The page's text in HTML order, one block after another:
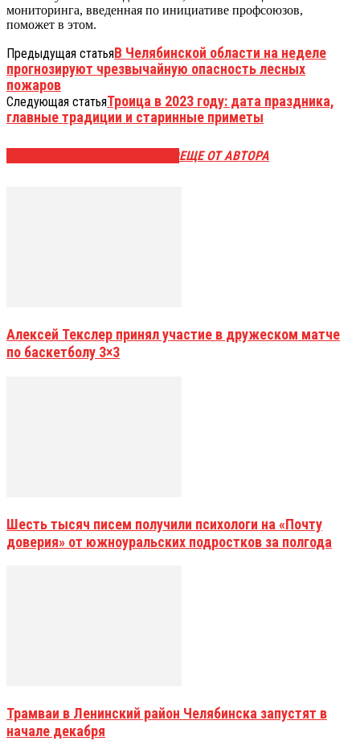
мониторинга, введенная по инициативе профсоюзов,
поможет в этом.
Предыдущая статьяВ Челябинской области на неделе
прогнозируют чрезвычайную опасность лесных
пожаров
Следующая статьяТроица в 2023 году: дата праздника,
главные традиции и старинные приметы
ЕЩЕ ОТ АВТОРА
Алексей Текслер принял участие в дружеском матче
по баскетболу 3×3
Шесть тысяч писем получили психологи на «Почту
доверия» от южноуральских подростков за полгода
Трамваи в Ленинский район Челябинска запустят в
начале декабря